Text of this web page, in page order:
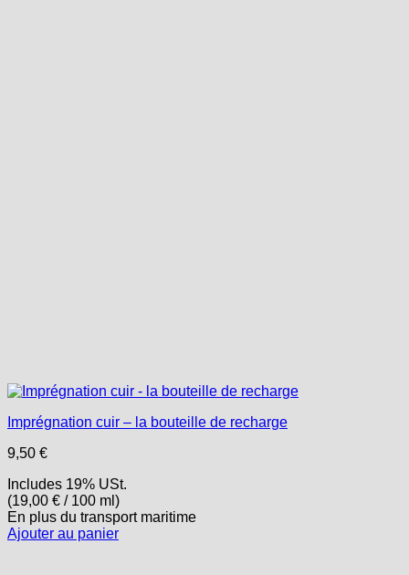
Imprégnation cuir – la bouteille de recharge
9,50 €
Includes 19% USt.
(19,00 € / 100 ml)
En plus du transportmaritime
Ajouter au panier